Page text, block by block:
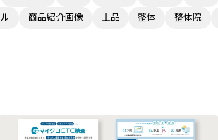
商品紹介画像 上品 整体 整体院